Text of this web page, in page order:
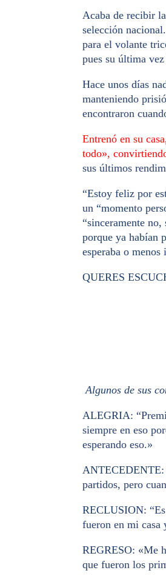
Acaba de recibir
selección nacional.
para el volante
pues su última
Hace unos días
manteniendo
encontraron
Entrenó en su
todo»,
sus últimos
“Estoy feliz por
un “momento
“sinceramente no,
porque ya habían
esperaba o menos
QUERES
Algunos de sus
ALEGRIA:
siempre en eso
esperando eso.»
ANTECEDENTE
partidos, pero
RECLUSION:
fueron en mi casa
REGRESO: «Me
que fueron los